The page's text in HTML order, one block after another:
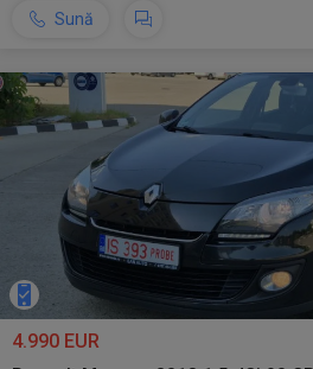
Sună
4.990 EUR